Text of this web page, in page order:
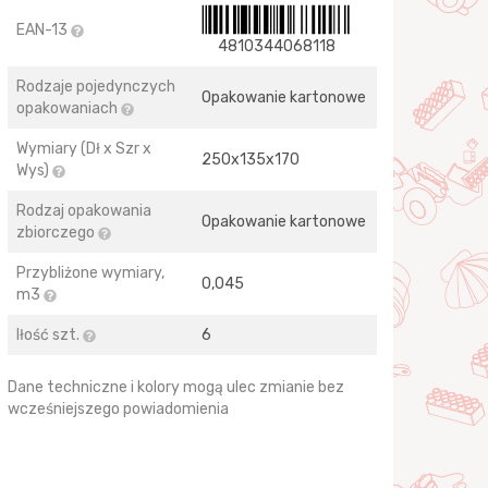
EAN-13
4810344068118
Rodzaje pojedynczych
opakowaniach
Opakowanie kartonowe
Wymiary (Dł x Szr x
Wys)
250х135х170
Rodzaj opakowania
zbiorczego
Opakowanie kartonowe
Przybliżone wymiary,
m3
0,045
Iłość szt. 6
Dane techniczne i kolory mogą ulec zmianie bez
wcześniejszego powiadomienia